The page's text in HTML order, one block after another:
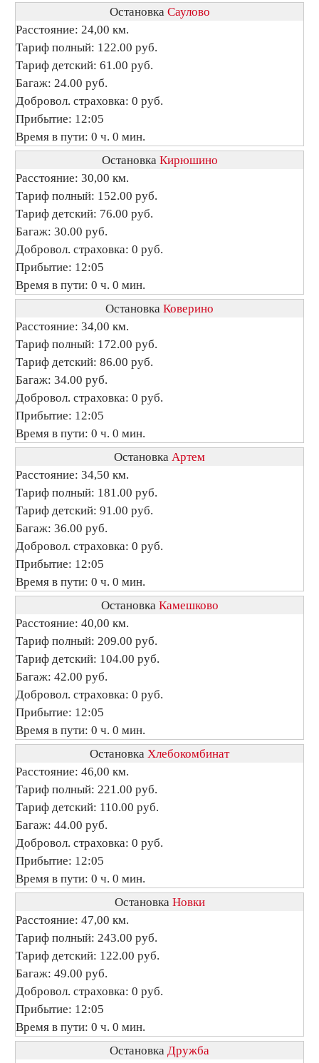
Остановка Саулово
Расстояние: 24,00 км.
Тариф полный: 122.00 руб.
Тариф детский: 61.00 руб.
Багаж: 24.00 руб.
Добровол. страховка: 0 руб.
Прибытие: 12:05
Время в пути: 0 ч. 0 мин.
Остановка Кирюшино
Расстояние: 30,00 км.
Тариф полный: 152.00 руб.
Тариф детский: 76.00 руб.
Багаж: 30.00 руб.
Добровол. страховка: 0 руб.
Прибытие: 12:05
Время в пути: 0 ч. 0 мин.
Остановка Коверино
Расстояние: 34,00 км.
Тариф полный: 172.00 руб.
Тариф детский: 86.00 руб.
Багаж: 34.00 руб.
Добровол. страховка: 0 руб.
Прибытие: 12:05
Время в пути: 0 ч. 0 мин.
Остановка Артем
Расстояние: 34,50 км.
Тариф полный: 181.00 руб.
Тариф детский: 91.00 руб.
Багаж: 36.00 руб.
Добровол. страховка: 0 руб.
Прибытие: 12:05
Время в пути: 0 ч. 0 мин.
Остановка Камешково
Расстояние: 40,00 км.
Тариф полный: 209.00 руб.
Тариф детский: 104.00 руб.
Багаж: 42.00 руб.
Добровол. страховка: 0 руб.
Прибытие: 12:05
Время в пути: 0 ч. 0 мин.
Остановка Хлебокомбинат
Расстояние: 46,00 км.
Тариф полный: 221.00 руб.
Тариф детский: 110.00 руб.
Багаж: 44.00 руб.
Добровол. страховка: 0 руб.
Прибытие: 12:05
Время в пути: 0 ч. 0 мин.
Остановка Новки
Расстояние: 47,00 км.
Тариф полный: 243.00 руб.
Тариф детский: 122.00 руб.
Багаж: 49.00 руб.
Добровол. страховка: 0 руб.
Прибытие: 12:05
Время в пути: 0 ч. 0 мин.
Остановка Дружба